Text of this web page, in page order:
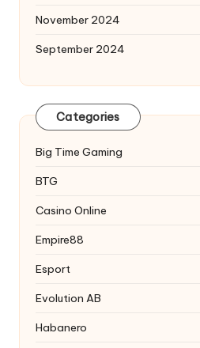
November 2024
September 2024
Categories
Big Time Gaming
BTG
Casino Online
Empire88
Esport
Evolution AB
Habanero